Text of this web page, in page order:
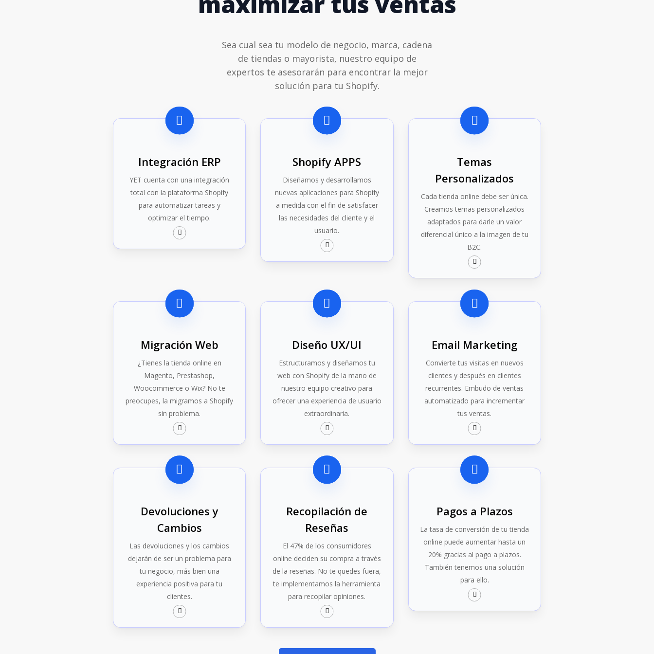
Sea cual sea tu modelo de negocio, marca, cadena
de tiendas o mayorista, nuestro equipo de
expertos te asesorarán para encontrar la mejor
solución para tu Shopify.
Integración ERP
YET cuenta con una integración
total con la plataforma Shopify
para automatizar tareas y
optimizar el tiempo.
Shopify APPS
Diseñamos y desarrollamos
nuevas aplicaciones para Shopify
a medida con el fin de satisfacer
las necesidades del cliente y el
usuario.
Temas
Personalizados
Cada tienda online debe ser única.
Creamos temas personalizados
adaptados para darle un valor
diferencial único a la imagen de tu
B2C.
Migración Web
¿Tienes la tienda online en
Magento, Prestashop,
Woocommerce o Wix? No te
preocupes, la migramos a Shopify
sin problema.
Diseño UX/UI
Estructuramos y diseñamos tu
web con Shopify de la mano de
nuestro equipo creativo para
ofrecer una experiencia de usuario
extraordinaria.
Email Marketing
Convierte tus visitas en nuevos
clientes y después en clientes
recurrentes. Embudo de ventas
automatizado para incrementar
tus ventas.
Devoluciones y
Cambios
Las devoluciones y los cambios
dejarán de ser un problema para
tu negocio, más bien una
experiencia positiva para tu
clientes.
Recopilación de
Reseñas
El 47% de los consumidores
online deciden su compra a través
de la reseñas. No te quedes fuera,
te implementamos la herramienta
para recopilar opiniones.
Pagos a Plazos
La tasa de conversión de tu tienda
online puede aumentar hasta un
20% gracias al pago a plazos.
También tenemos una solución
para ello.